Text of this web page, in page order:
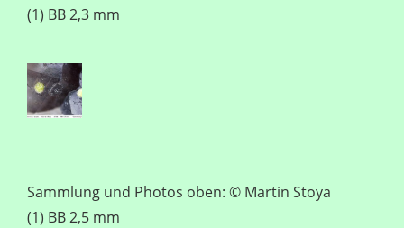
(1) BB 2,3 mm
Sammlung und Photos oben: © Martin Stoya
(1) BB 2,5 mm